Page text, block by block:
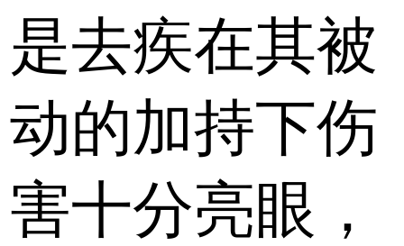
是去疾在其被
动的加持下伤
害十分亮眼，